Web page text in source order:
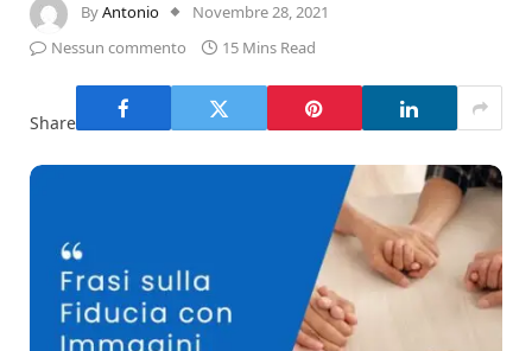
ByAntonio
Novembre 28, 2021
Nessun commento
15 Mins Read
Share